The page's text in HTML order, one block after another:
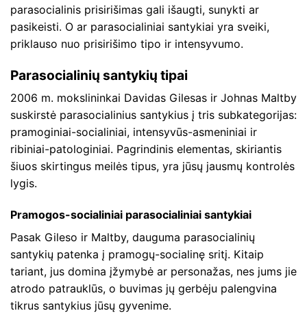
parasocialinis prisirišimas gali išaugti, sunykti ar
pasikeisti. O ar parasocialiniai santykiai yra sveiki,
priklauso nuo prisirišimo tipo ir intensyvumo.
Parasocialinių santykių tipai
2006 m. mokslininkai Davidas Gilesas ir Johnas Maltby
suskirstė parasocialinius santykius į tris subkategorijas:
pramoginiai-socialiniai, intensyvūs-asmeniniai ir
ribiniai-patologiniai. Pagrindinis elementas, skiriantis
šiuos skirtingus meilės tipus, yra jūsų jausmų kontrolės
lygis.
Pramogos-socialiniai parasocialiniai santykiai
Pasak Gileso ir Maltby, dauguma parasocialinių
santykių patenka į pramogų-socialinę sritį. Kitaip
tariant, jus domina įžymybė ar personažas, nes jums jie
atrodo patrauklūs, o buvimas jų gerbėju palengvina
tikrus santykius jūsų gyvenime.